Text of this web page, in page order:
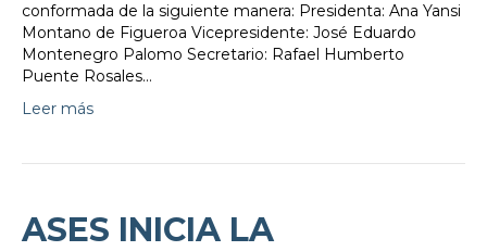
conformada de la siguiente manera: Presidenta: Ana Yansi
Montano de Figueroa Vicepresidente: José Eduardo
Montenegro Palomo Secretario: Rafael Humberto
Puente Rosales…
Leer más
ASES INICIA LA